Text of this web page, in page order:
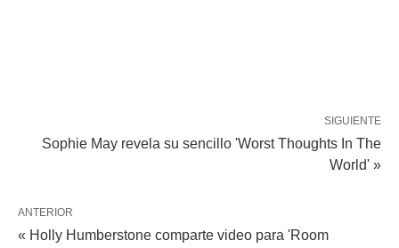
SIGUIENTE
Sophie May revela su sencillo 'Worst Thoughts In The
World' »
ANTERIOR
« Holly Humberstone comparte video para 'Room